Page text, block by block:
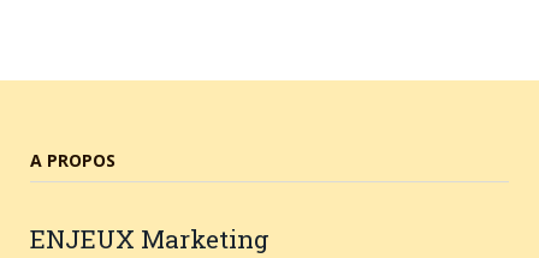
A PROPOS
ENJEUX Marketing